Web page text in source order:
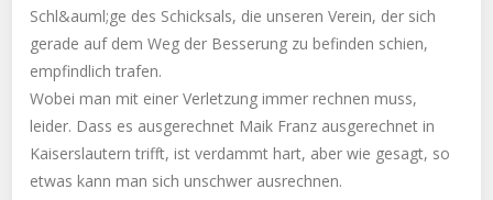
Schl&auml;ge des Schicksals, die unseren Verein, der sich
gerade auf dem Weg der Besserung zu befinden schien,
empfindlich trafen.
Wobei man mit einer Verletzung immer rechnen muss,
leider. Dass es ausgerechnet Maik Franz ausgerechnet in
Kaiserslautern trifft, ist verdammt hart, aber wie gesagt, so
etwas kann man sich unschwer ausrechnen.